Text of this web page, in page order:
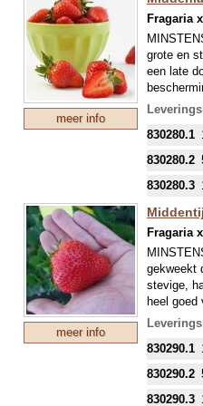
meer info
Fragaria
grote en
een late
Onze
welke in
830280.1
830280.2
830280.3
meer info
Fragaria
gekweekt
stevige,
heel goed
stevige
zoals
nietwaar?
Onze
nieuwe
830290.1
830290.2
830290.3